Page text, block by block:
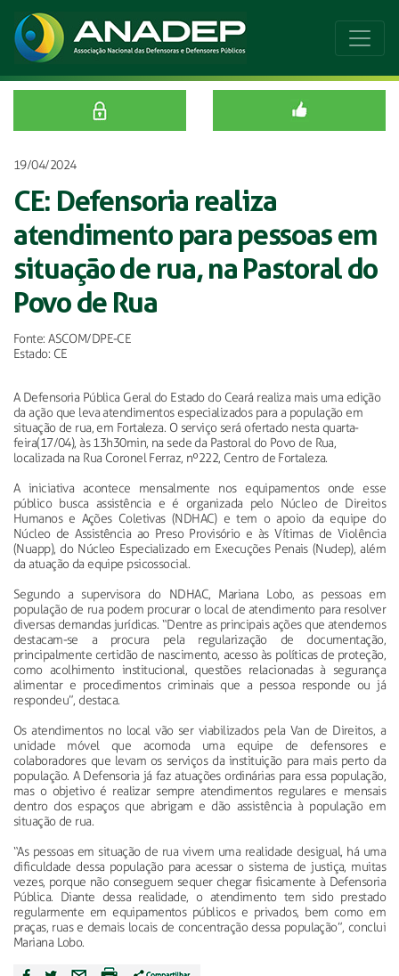
19/04/2024
CE: Defensoria realiza
atendimento para pessoas em
situação de rua, na Pastoral do
Povo de Rua
Fonte: ASCOM/DPE-CE
Estado: CE
A Defensoria Pública Geral do Estado do Ceará realiza mais uma edição
da ação que leva atendimentos especializados para a população em
situação de rua, em Fortaleza. O serviço será ofertado nesta quarta-
feira(17/04), às 13h30min, na sede da Pastoral do Povo de Rua,
localizada na Rua Coronel Ferraz, nº222, Centro de Fortaleza.
A iniciativa acontece mensalmente nos equipamentos onde esse
público busca assistência e é organizada pelo Núcleo de Direitos
Humanos e Ações Coletivas (NDHAC) e tem o apoio da equipe do
Núcleo de Assistência ao Preso Provisório e às Vítimas de Violência
(Nuapp), do Núcleo Especializado em Execuções Penais (Nudep), além
da atuação da equipe psicossocial.
Segundo a supervisora do NDHAC, Mariana Lobo, as pessoas em
população de rua podem procurar o local de atendimento para resolver
diversas demandas jurídicas. “Dentre as principais ações que atendemos
destacam-se a procura pela regularização de documentação,
principalmente certidão de nascimento, acesso às políticas de proteção,
como acolhimento institucional, questões relacionadas à segurança
alimentar e procedimentos criminais que a pessoa responde ou já
respondeu”, destaca.
Os atendimentos no local vão ser viabilizados pela Van de Direitos, a
unidade móvel que acomoda uma equipe de defensores e
colaboradores que levam os serviços da instituição para mais perto da
população. A Defensoria já faz atuações ordinárias para essa população,
mas o objetivo é realizar sempre atendimentos regulares e mensais
dentro dos espaços que abrigam e dão assistência à população em
situação de rua.
“As pessoas em situação de rua vivem uma realidade desigual, há uma
dificuldade dessa população para acessar o sistema de justiça, muitas
vezes, porque não conseguem sequer chegar fisicamente à Defensoria
Pública. Diante dessa realidade, o atendimento tem sido prestado
regularmente em equipamentos públicos e privados, bem como em
praças, ruas e demais locais de concentração dessa população”, conclui
Mariana Lobo.